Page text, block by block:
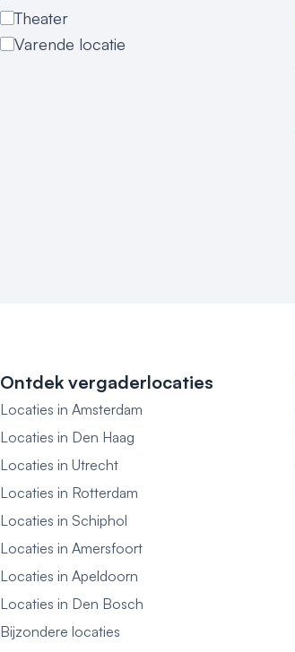
Theater
Varende locatie
Ontdek vergaderlocaties
Locaties in Amsterdam
Locaties in Den Haag
Locaties in Utrecht
Locaties in Rotterdam
Locaties in Schiphol
Locaties in Amersfoort
Locaties in Apeldoorn
Locaties in Den Bosch
Bijzondere locaties